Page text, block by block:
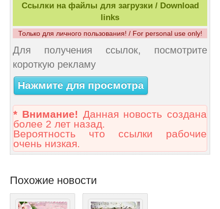
Ссылки на файлы для загрузки / Download
links
Только для личного пользования! / For personal use only!
Для получения ссылок, посмотрите
короткую рекламу
Нажмите для просмотра
* Внимание! Данная новость создана
более 2 лет назад.
Вероятность что ссылки рабочие
очень низкая.
Похожие новости